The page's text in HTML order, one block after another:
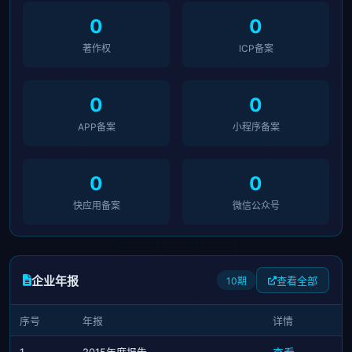
0
著作权
0
ICP备案
0
APP备案
0
小程序备案
0
快应用备案
0
微信公众号
企业年报 10期 查看全部
序号 年报 详情